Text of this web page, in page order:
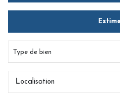
Type de bien
Localisation